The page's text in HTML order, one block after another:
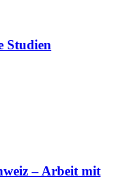
Studien
– Arbeit mit